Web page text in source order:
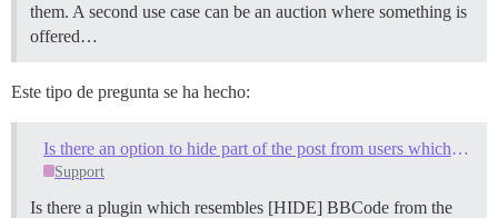
them. A second use case can be an auction where something is
offered…
Este tipo de pregunta se ha hecho:
Is there an option to hide part of the post from users which aren't moderators/admins? Also – any good RPG plugins out there?
Support
Is there a plugin which resembles [HIDE] BBCode from the